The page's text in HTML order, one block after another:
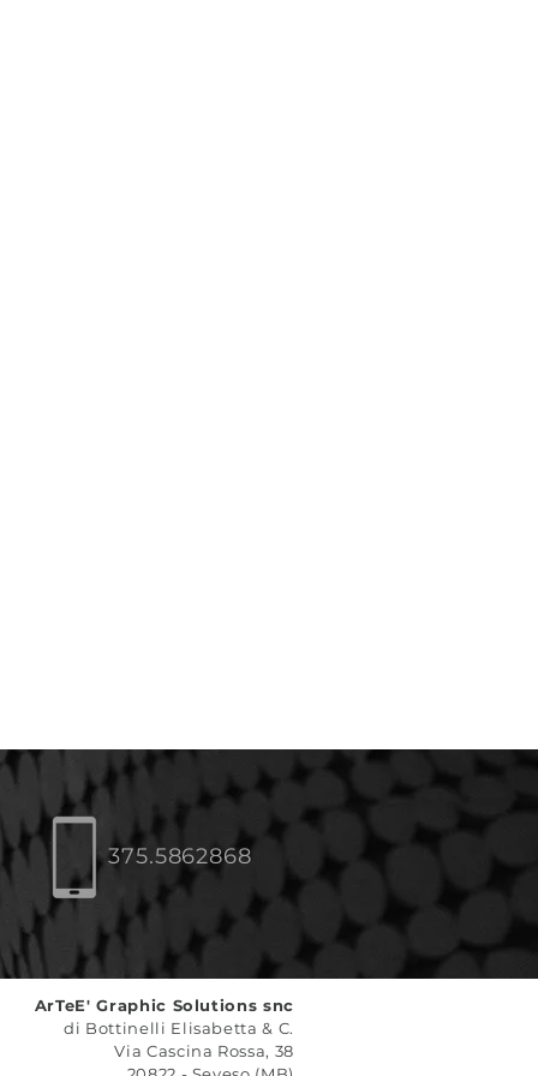
375.5862868
ArTeE' Graphic Solutions snc
di Bottinelli Elisabetta & C.
Via Cascina Rossa, 38